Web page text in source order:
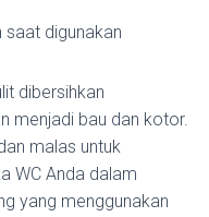
saat digunakan
dibersihkan
menjadi bau dan kotor.
malas untuk
WC Anda dalam
yang menggunakan